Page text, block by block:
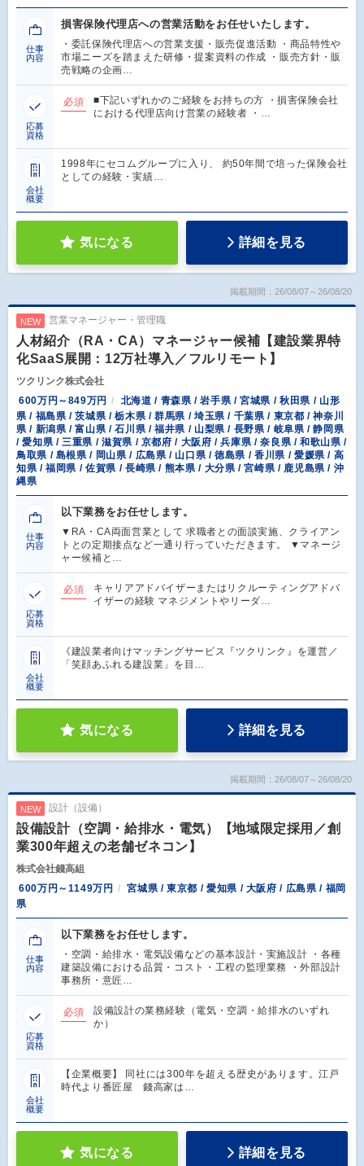
仕事
内容
損害保険代理店への営業活動をお任せいたします。
・委託保険代理店への営業支援・販売促進活動 ・商品特性や
市場ニーズを踏まえた研修・提案資料の作成 ・販売方針・販
売戦略の企画…
応募
資格
必須
■下記いずれかのご経験をお持ちの方 ・損害保険会社
における代理店向け営業の経験者 ・…
会社
概要
1998年にセコムグループに入り、 約50年間で培った保険会社
としての経験・実績…
気になる 詳細を見る
掲載期間：26/08/07～26/08/20
NEW 営業マネージャー・管理職
人材紹介（RA・CA）マネージャー候補【建設業界特
化SaaS展開：12万社導入／フルリモート】
ツクリンク株式会社
600万円～849万円
北海道 / 青森県 / 岩手県 / 宮城県 / 秋田県 / 山形
県 / 福島県 / 茨城県 / 栃木県 / 群馬県 / 埼玉県 / 千葉県 / 東京都 / 神奈川
県 / 新潟県 / 富山県 / 石川県 / 福井県 / 山梨県 / 長野県 / 岐阜県 / 静岡県
/ 愛知県 / 三重県 / 滋賀県 / 京都府 / 大阪府 / 兵庫県 / 奈良県 / 和歌山県 /
鳥取県 / 島根県 / 岡山県 / 広島県 / 山口県 / 徳島県 / 香川県 / 愛媛県 / 高
知県 / 福岡県 / 佐賀県 / 長崎県 / 熊本県 / 大分県 / 宮崎県 / 鹿児島県 / 沖
縄県
仕事
内容
以下業務をお任せします。
▼RA・CA両面営業として 求職者との面談実施、クライアン
トとの定期接点など一通り行っていただきます。 ▼マネージ
ャー候補と…
応募
資格
必須
キャリアアドバイザーまたはリクルーティングアドバ
イザーの経験 マネジメントやリーダ…
会社
概要
《建設業者向けマッチングサービス『ツクリンク』を運営／
「笑顔あふれる建設業」を目…
気になる 詳細を見る
掲載期間：26/08/07～26/08/20
NEW 設計（設備）
設備設計（空調・給排水・電気）【地域限定採用／創
業300年超えの老舗ゼネコン】
株式会社錢高組
600万円～1149万円
宮城県 / 東京都 / 愛知県 / 大阪府 / 広島県 / 福岡
県
仕事
内容
以下業務をお任せします。
・空調・給排水・電気設備などの基本設計・実施設計 ・各種
建築設備における品質・コスト・工程の監理業務 ・外部設計
事務所・意匠…
応募
資格
必須
設備設計の業務経験（電気・空調・給排水のいずれ
か）
会社
概要
【企業概要】 同社には300年を超える歴史があります。江戸
時代より番匠屋 錢高家は…
気になる 詳細を見る